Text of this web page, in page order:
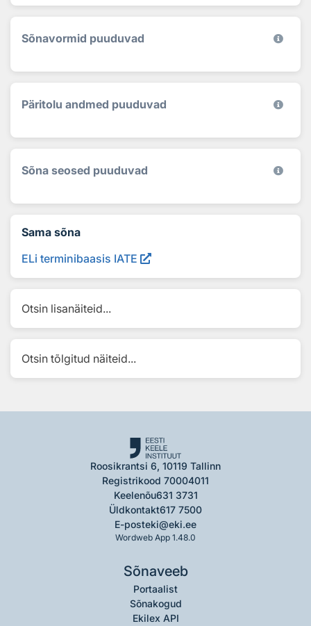
Sõnavormid puuduvad
Päritolu andmed puuduvad
Sõna seosed puuduvad
Sama sõna
ELi terminibaasis IATE
Otsin lisanäiteid...
Otsin tõlgitud näiteid...
Roosikrantsi 6, 10119 Tallinn
Registrikood 70004011
Keelenõu631 3731
Üldkontakt617 7500
E-posteki@eki.ee
Wordweb App 1.48.0
Sõnaveeb
Portaalist
Sõnakogud
Ekilex API